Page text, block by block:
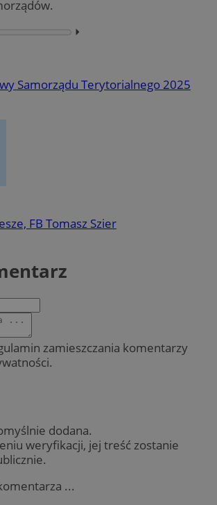
⏵︎
Samorządu Terytorialnego 2025
FB Tomasz Szier
zamieszczania komentarzy
dodana.
weryfikacji, jej treść zostanie
...